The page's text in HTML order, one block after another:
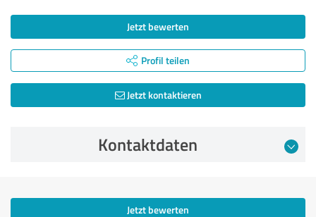
Jetzt bewerten
Profil teilen
Jetzt kontaktieren
Kontaktdaten
Jetzt bewerten